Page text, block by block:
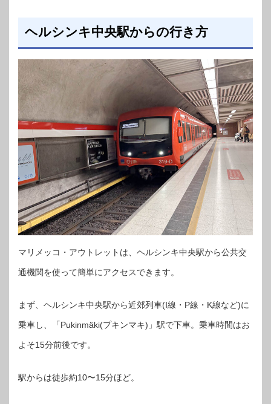
ヘルシンキ中央駅からの行き方
マリメッコ・アウトレットは、ヘルシンキ中央駅から公共交
通機関を使って簡単にアクセスできます。
まず、ヘルシンキ中央駅から近郊列車(I線・P線・K線など)に
乗車し、「Pukinmäki(プキンマキ)」駅で下車。乗車時間はお
よそ15分前後です。
駅からは徒歩約10〜15分ほど。